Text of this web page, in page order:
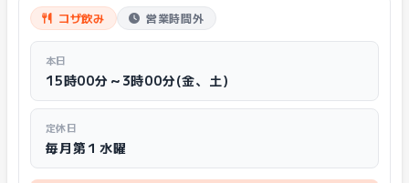
コザ飲み 営業時間外
本日
15時00分～3時00分(金、土)
定休日
毎月第１水曜